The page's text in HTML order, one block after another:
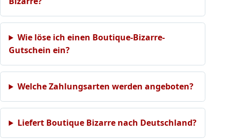
Wie löse ich einen Boutique-Bizarre-
Gutschein ein?
Welche Zahlungsarten werden angeboten?
Liefert Boutique Bizarre nach Deutschland?